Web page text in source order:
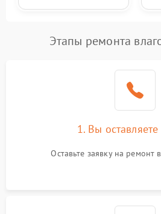
Этапы ремонта
1. Вы оставляете
Оставьте заявку на ремонт